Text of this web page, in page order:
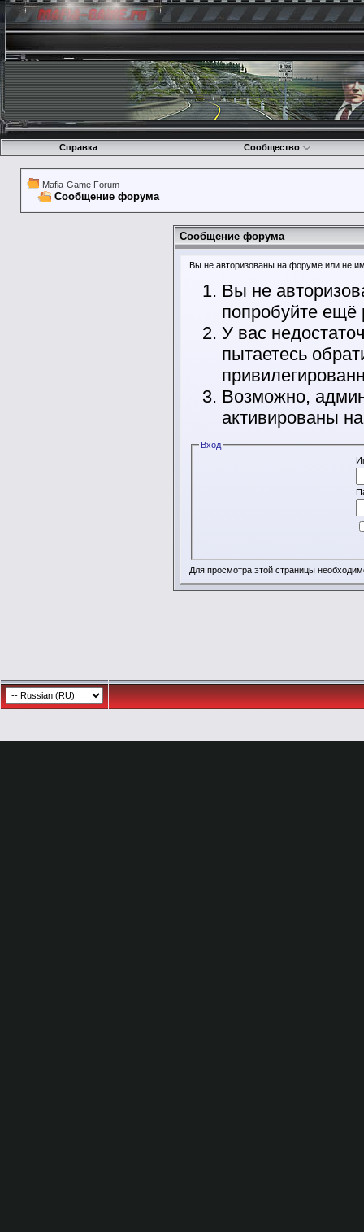
Справка Сообщество
Mafia-Game Forum
Сообщение форума
Сообщение форума
Вы не авторизованы на форуме или не
Вы не
попробуйте ещё
У вас
пытаетесь
Возможно,
активированы
Вход
Для просмотра этой страницы